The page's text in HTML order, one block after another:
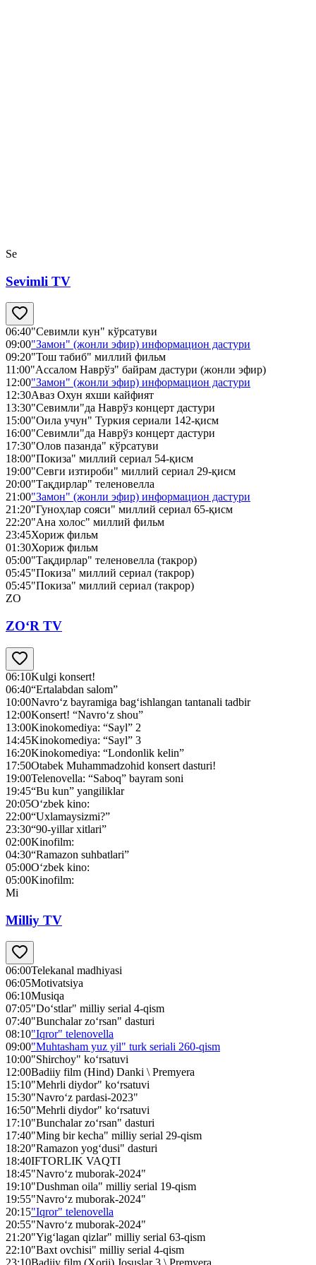
Se
Sevimli TV
06:40"Севимли кун" кўрсатуви
09:00"Замон" (жонли эфир) информацион дастури
09:20"Тош табиб" миллий фильм
11:00"Ассалом Наврўз" байрам дастури (жонли эфир)
12:00"Замон" (жонли эфир) информацион дастури
12:30Аваз Охун яхши кайфият
13:30"Севимли"да Наврўз концерт дастури
15:00"Оила учун" Туркия сериали 142-қисм
16:00"Севимли"да Наврўз концерт дастури
17:30"Олов пазанда" кўрсатуви
18:00"Покиза" миллий сериал 54-қисм
19:00"Севги изтироби" миллий сериал 29-қисм
20:00"Тақдирлар" теленовелла
21:00"Замон" (жонли эфир) информацион дастури
21:20"Гуноҳлар сояси" миллий сериал 65-қисм
22:20"Ана холос" миллий фильм
23:45Хориж фильм
01:30Хориж фильм
05:00"Тақдирлар" теленовелла (такрор)
05:45"Покиза" миллий сериал (такрор)
05:45"Покиза" миллий сериал (такрор)
ZO
ZO‘R TV
06:10Kulgi konsert!
06:40“Ertalabdan salom”
10:00Navro‘z bayramiga bag‘ishlangan tantanali tadbir
12:00Konsert! “Navro‘z shou”
13:00Kinokomediya: “Sayl” 2
14:45Kinokomediya: “Sayl” 3
16:20Kinokomediya: “Londonlik kelin”
17:50Otabek Muhammadzohid konsert dasturi!
19:00Telenovella: “Saboq” bayram soni
19:45“Bu kun” yangiliklar
20:05O‘zbek kino:
22:00“Uxlamaysizmi?”
23:30“90-yillar xitlari”
02:00Kinofilm:
04:30“Ramazon suhbatlari”
05:00O‘zbek kino:
05:00Kinofilm:
Mi
Milliy TV
06:00Telekanal madhiyasi
06:05Motivatsiya
06:10Musiqa
07:05"Do‘stlar" milliy serial 4-qism
07:40"Bunchalar zo‘rsan" dasturi
08:10"Iqror" telenovella
09:00"Muhtasham yuz yil" turk seriali 260-qism
10:00"Shirchoy" ko‘rsatuvi
12:00Badiiy film (Hind) Danki \ Premyera
15:10"Mehrli diydor" ko‘rsatuvi
15:30"Navro‘z pardasi-2023"
16:50"Mehrli diydor" ko‘rsatuvi
17:10"Bunchalar zo‘rsan" dasturi
17:40"Ming bir kecha" milliy serial 29-qism
18:20"Ramazon yog‘dusi" dasturi
18:40IFTORLIK VAQTI
18:45"Navro‘z muborak-2024"
19:10"Dushman oila" milliy serial 19-qism
19:55"Navro‘z muborak-2024"
20:15"Iqror" telenovella
20:55"Navro‘z muborak-2024"
21:20"Yig‘lagan qizlar" milliy serial 63-qism
22:10"Baxt ovchisi" milliy serial 4-qism